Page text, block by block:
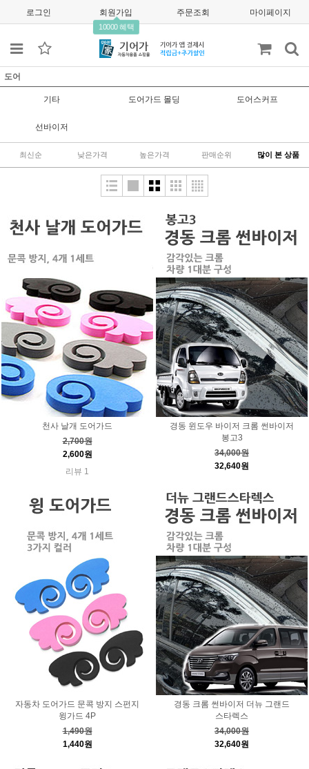
로그인 회원가입
10000 혜택
주문조회 마이페이지
도어
기타 도어가드 몰딩 도어스커프
선바이저
최신순 낮은가격 높은가격 판매순위 많이 본 상품
천사 날개 도어가드
2,700원
2,600원
리뷰 1
경동 윈도우 바이저 크롬 썬바이저
봉고3
34,000원
32,640원
자동차 도어가드 문콕 방지 스펀지
윙가드 4P
1,490원
1,440원
경동 크롬 썬바이저 더뉴 그랜드
스타렉스
34,000원
32,640원